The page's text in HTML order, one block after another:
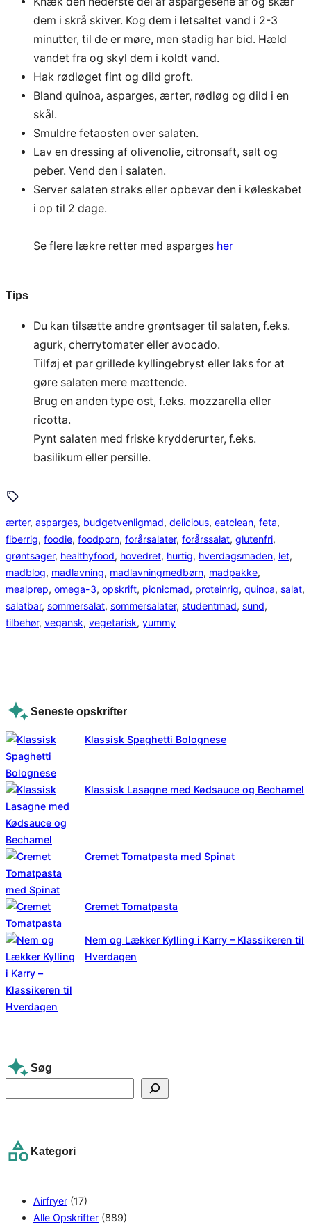
dem i skrå skiver. Kog dem i letsaltet vand i 2-3
minutter, til de er møre, men stadig har bid. Hæld
vandet fra og skyl dem i koldt vand.
Hak rødløget fint og dild groft.
Bland quinoa, asparges, ærter, rødløg og dild i en
skål.
Smuldre fetaosten over salaten.
Lav en dressing af olivenolie, citronsaft, salt og
peber. Vend den i salaten.
Server salaten straks eller opbevar den i køleskabet
i op til 2 dage.
Se flere lækre retter med asparges her
Tips
Du kan tilsætte andre grøntsager til salaten, f.eks.
agurk, cherrytomater eller avocado.
Tilføj et par grillede kyllingebryst eller laks for at
gøre salaten mere mættende.
Brug en anden type ost, f.eks. mozzarella eller
ricotta.
Pynt salaten med friske krydderurter, f.eks.
basilikum eller persille.
ærter, asparges, budgetvenligmad, delicious, eatclean, feta
fiberrig, foodie, foodporn, forårsalater, forårssalat, glutenfri
grøntsager, healthyfood, hovedret, hurtig, hverdagsmaden, let
madblog, madlavning, madlavningmedbørn, madpakke
mealprep, omega-3, opskrift, picnicmad, proteinrig, quinoa, salat
salatbar, sommersalat, sommersalater, studentmad, sund
tilbehør, vegansk, vegetarisk, yummy
Seneste opskrifter
Klassisk Spaghetti Bolognese
Klassisk Lasagne med Kødsauce og Bechamel
Cremet Tomatpasta med Spinat
Cremet Tomatpasta
Nem og Lækker Kylling i Karry – Klassikeren til
Hverdagen
Søg
e
c
Kategori
Airfryer (17)
Alle Opskrifter (889)